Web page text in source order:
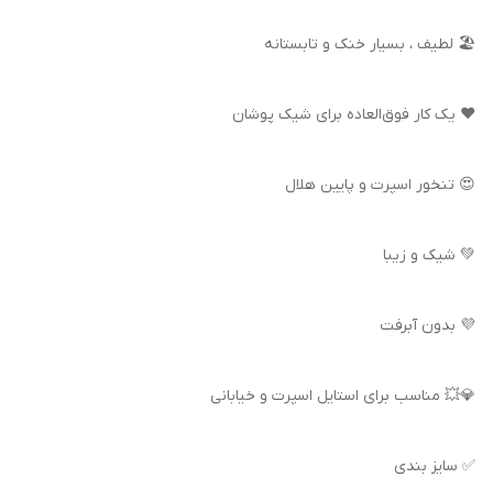
🏖️ لطیف ، بسیار خنک و تابستانه
❤️ یک کار فوق‌العاده برای شیک پوشان
😍 تنخور اسپرت و پایین هلال
💚 شیک و زیبا
💜 بدون آبرفت
💎💥 مناسب برای استایل اسپرت و خیابانی
✅ سایز بندی